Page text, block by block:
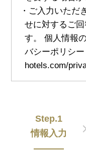
・ご入力いただ
せに対するご
す。 個人情報
バシーポリシ
hotels.com/
Step.1
情報入力